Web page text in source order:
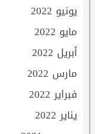
يونيو 2022
مايو 2022
أبريل 2022
مارس 2022
فبراير 2022
يناير 2022